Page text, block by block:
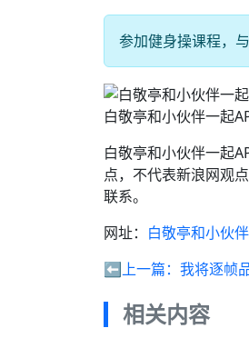
参加健身操课程，
白敬亭和小伙伴一起
白敬亭和小伙伴一起
点，不代表新浪网观
联系。
网址： 白敬亭和小伙
⬅️上一篇： 我将逐帧
相关内容